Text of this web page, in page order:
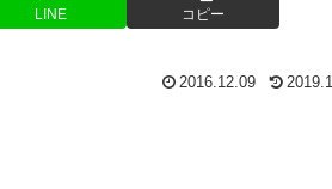
LINE コピー
2016.12.09